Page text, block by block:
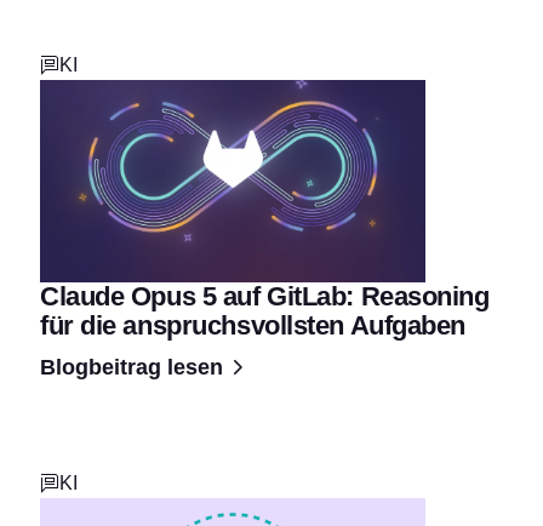
KI
Claude Opus 5 auf GitLab: Reasoning
für die anspruchsvollsten Aufgaben
Blogbeitrag lesen
KI